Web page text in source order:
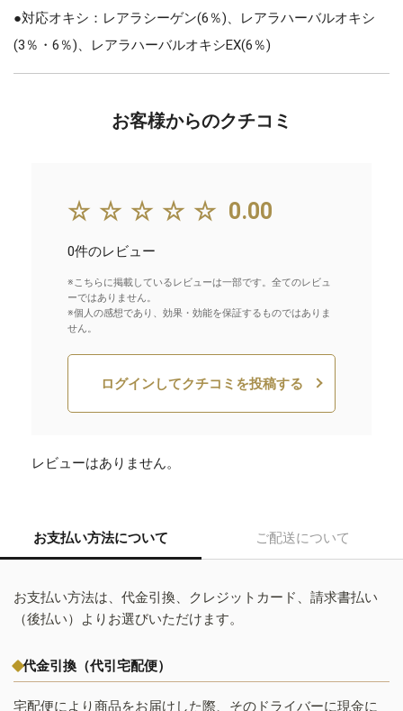
●対応オキシ：レアラシーゲン(6％)、レアラハーバルオキシ
(3％・6％)、レアラハーバルオキシEX(6％)
お客様からのクチコミ
☆☆☆☆☆ 0.00
0件のレビュー
※こちらに掲載しているレビューは一部です。全てのレビュ
ーではありません。
※個人の感想であり、効果・効能を保証するものではありま
せん。
ログインしてクチコミを投稿する
レビューはありません。
お支払い方法について ご配送について
お支払い方法は、代金引換、クレジットカード、請求書払い
（後払い）よりお選びいただけます。
代金引換（代引宅配便）
宅配便により商品をお届けした際、そのドライバーに現金に